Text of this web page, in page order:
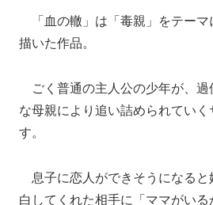
「血の轍」は「毒親」をテー
描いた作品。
ごく普通の主人公の少年が、
な母親により追い詰められてい
す。
息子に恋人ができそうになる
白してくれた相手に「ママがい